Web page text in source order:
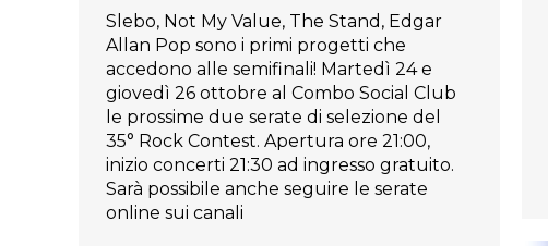
Slebo, Not My Value, The Stand, Edgar
Allan Pop sono i primi progetti che
accedono alle semifinali! Martedì 24 e
giovedì 26 ottobre al Combo Social Club
le prossime due serate di selezione del
35° Rock Contest. Apertura ore 21:00,
inizio concerti 21:30 ad ingresso gratuito.
Sarà possibile anche seguire le serate
online sui canali